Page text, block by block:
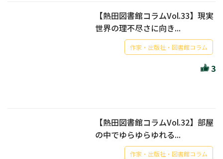
【熱田図書館コラムVol.33】現実
世界の理不尽さに向き...
作家・出版社・図書館コラム
3
【熱田図書館コラムVol.32】部屋
の中でゆらゆらゆれる...
作家・出版社・図書館コラム